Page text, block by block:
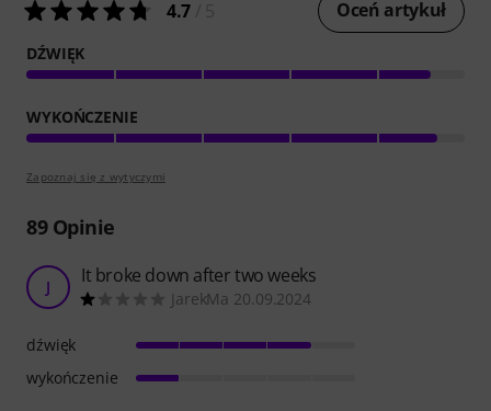
4.7 Oceń artykuł
DŹWIĘK
WYKOŃCZENIE
Zapoznaj się z wytyczymi
89Opinie
J It broke down after two weeks
JarekMa 20.09.2024
dźwięk
wykończenie